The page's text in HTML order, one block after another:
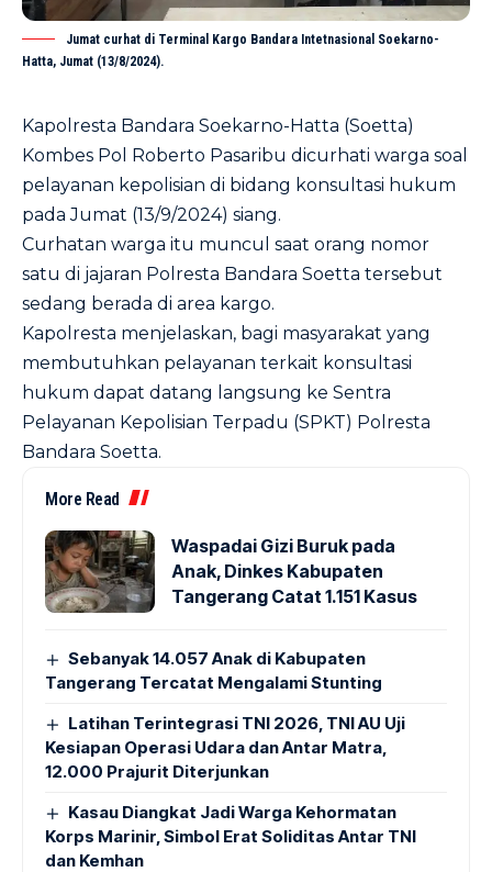
Jumat curhat di Terminal Kargo Bandara Intetnasional Soekarno-
Hatta, Jumat (13/8/2024).
Kapolresta Bandara Soekarno-Hatta (Soetta)
Kombes Pol Roberto Pasaribu dicurhati warga soal
pelayanan kepolisian di bidang konsultasi hukum
pada Jumat (13/9/2024) siang.
Curhatan warga itu muncul saat orang nomor
satu di jajaran Polresta Bandara Soetta tersebut
sedang berada di area kargo.
Kapolresta menjelaskan, bagi masyarakat yang
membutuhkan pelayanan terkait konsultasi
hukum dapat datang langsung ke Sentra
Pelayanan Kepolisian Terpadu (SPKT) Polresta
Bandara Soetta.
More Read
Waspadai Gizi Buruk pada
Anak, Dinkes Kabupaten
Tangerang Catat 1.151 Kasus
Sebanyak 14.057 Anak di Kabupaten
Tangerang Tercatat Mengalami Stunting
Latihan Terintegrasi TNI 2026, TNI AU Uji
Kesiapan Operasi Udara dan Antar Matra,
12.000 Prajurit Diterjunkan
Kasau Diangkat Jadi Warga Kehormatan
Korps Marinir, Simbol Erat Soliditas Antar TNI
dan Kemhan